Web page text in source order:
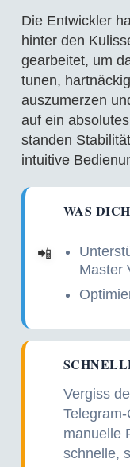
Die Entwickler
hinter den
gearbeitet, um
tunen,
auszumerzen
auf ein
standen
intuitive
📲
WAS
Master
Vergiss
manuelle
schnelle,